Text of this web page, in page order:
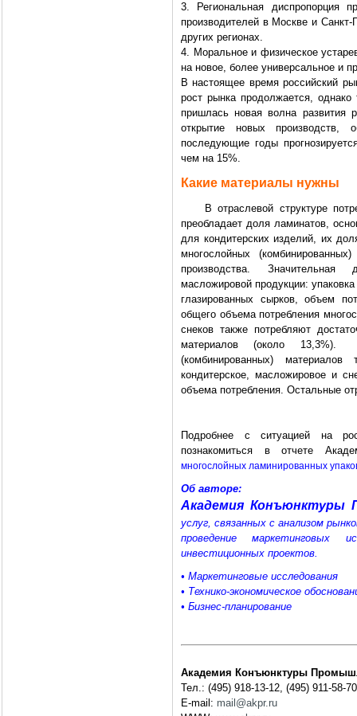
3. Региональная диспропорция
производителей в Москве и
других регионах.
4. Моральное и физическое
на новое, более универсальное и
В настоящее время российский
рост рынка продолжается,
пришлась новая волна развития
открытие новых
последующие годы
чем на 15%.
Какие материалы нужны
В отраслевой структуре
преобладает доля ламинатов,
для кондитерских изделий, их
многослойных
производства. Значительная
масложировой продукции:
глазированных сырков, объем
общего объема потребления
снеков также потребляют
материалов (около 13,3%).
(комбинированных) материалов
кондитерское, масложировое и
объема потребления. Остальные
Подробнее с ситуацией на
познакомиться в отчете
многослойных ламинированных
Об авторе:
Академия Конъюнктуры
услуг, связанных с анализом
проведение маркетинговых
инвестиционных проектов.
• Маркетинговые исследования
• Технико-экономическое
• Бизнес-планирование
Академия Конъюнктуры
Тел.: (495) 918-13-12, (495) 911-58-70
E-mail: mail@akpr.ru